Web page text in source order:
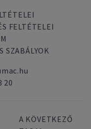
FELTÉTELEI
SZABÁLYOK
20
A KÖVETKEZŐ